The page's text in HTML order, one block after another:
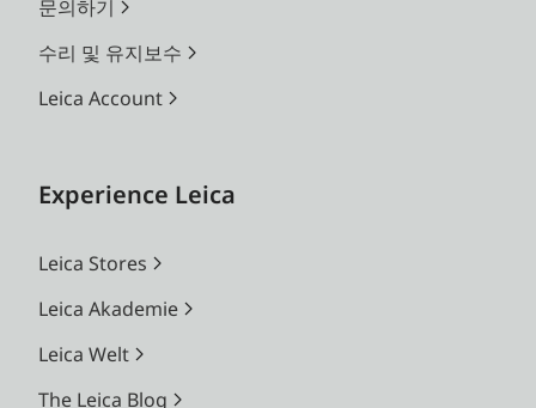
문의하기
수리 및 유지보수
Leica Account
Experience Leica
Leica Stores
Leica Akademie
Leica Welt
The Leica Blog